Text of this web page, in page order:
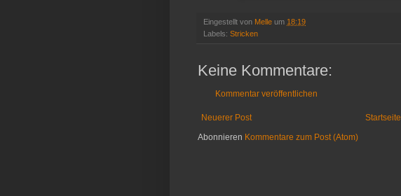
Eingestellt von Melle um 18:19
Labels: Stricken
Keine Kommentare:
Kommentar veröffentlichen
Neuerer Post
Startseite
Abonnieren Kommentare zum Post (Atom)